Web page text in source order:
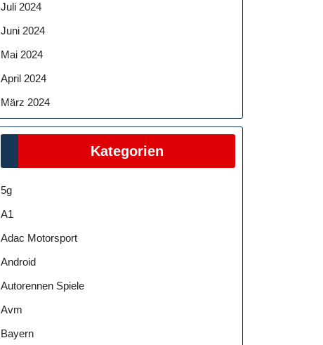
Juli 2024
Juni 2024
Mai 2024
April 2024
März 2024
Kategorien
5g
A1
Adac Motorsport
Android
Autorennen Spiele
Avm
Bayern